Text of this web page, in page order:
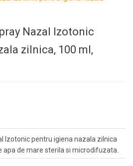
Nazal Izotonic
zilnica, 100 ml,
Izotonic pentru igiena nazala zilnica
apa de mare sterila si microdifuzata.